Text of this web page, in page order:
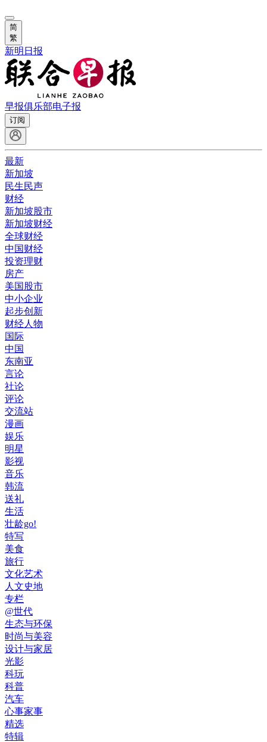
简
繁
新明日报
早报俱乐部电子报
订阅
最新
新加坡
民生民声
财经
新加坡股市
新加坡财经
全球财经
中国财经
投资理财
房产
美国股市
中小企业
起步创新
财经人物
国际
中国
东南亚
言论
社论
评论
交流站
漫画
娱乐
明星
影视
音乐
韩流
送礼
生活
壮龄go!
特写
美食
旅行
文化艺术
人文史地
专栏
@世代
生态与环保
时尚与美容
设计与家居
光影
科玩
科普
汽车
心事家事
精选
特辑